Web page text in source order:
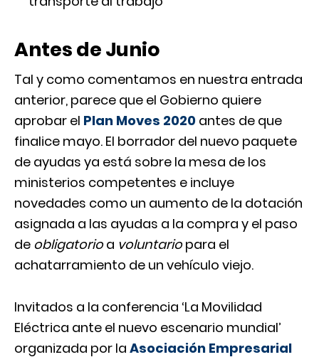
Antes de Junio
Tal y como comentamos en nuestra entrada
anterior, parece que el Gobierno quiere
aprobar el Plan Moves 2020 antes de que
finalice mayo. El borrador del nuevo paquete
de ayudas ya está sobre la mesa de los
ministerios competentes e incluye
novedades como un aumento de la dotación
asignada a las ayudas a la compra y el paso
de obligatorioa voluntariopara el
achatarramiento de un vehículo viejo.
Invitados a la conferencia ‘La Movilidad
Eléctrica ante el nuevo escenario mundial’
organizada por la Asociación Empresarial